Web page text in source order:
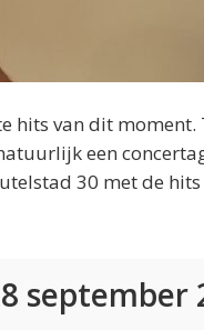
hits van dit moment.
een
30 met de hits
september